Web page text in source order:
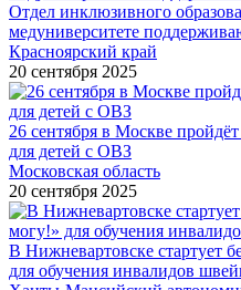
Отдел инклюзивного
медуниверситете
Красноярский край
20 сентября 2025
26 сентября в Москве
для детей с ОВЗ
Московская область
20 сентября 2025
В Нижневартовске стартует
для обучения инвалидов